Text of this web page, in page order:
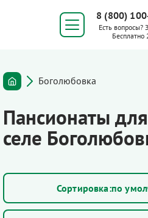
8 (800)
Есть вопросы?
Бесплатно
Боголюбовка
Пансионаты
селе
по